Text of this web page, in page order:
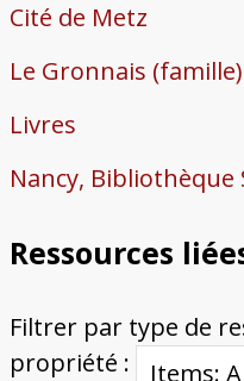
Cité de Metz
Le Gronnais (famille)
Livres
Nancy, Bibliothèque
Ressources
Filtrer par type de
propriété :